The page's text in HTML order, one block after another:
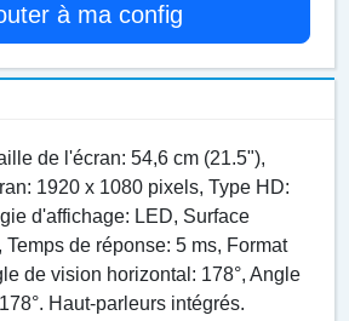
à ma config
de l'écran: 54,6 cm (21.5"),
1920 x 1080 pixels, Type HD:
d'affichage: LED, Surface
de réponse: 5 ms, Format
de vision horizontal: 178°, Angle
Haut-parleurs intégrés.